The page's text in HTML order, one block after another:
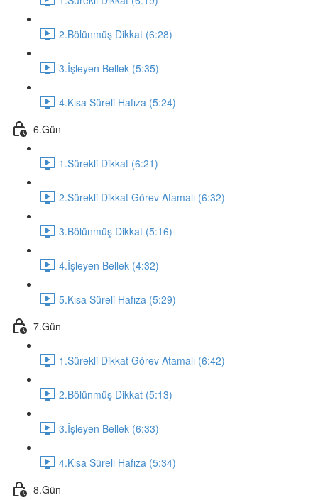
2.Bölünmüş Dikkat (6:28)
3.İşleyen Bellek (5:35)
4.Kısa Süreli Hafıza (5:24)
6.Gün
1.Sürekli Dikkat (6:21)
2.Sürekli Dikkat Görev Atamalı (6:32)
3.Bölünmüş Dikkat (5:16)
4.İşleyen Bellek (4:32)
5.Kısa Süreli Hafıza (5:29)
7.Gün
1.Sürekli Dikkat Görev Atamalı (6:42)
2.Bölünmüş Dikkat (5:13)
3.İşleyen Bellek (6:33)
4.Kısa Süreli Hafıza (5:34)
8.Gün